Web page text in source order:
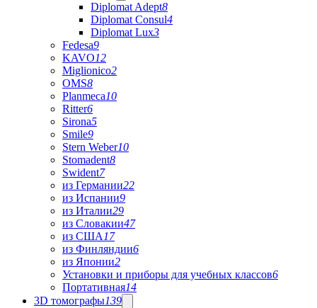
Diplomat Adept8
Diplomat Consul4
Diplomat Lux3
Fedesa9
KAVO12
Miglionico2
OMS8
Planmeca10
Ritter6
Sirona5
Smile9
Stern Weber10
Stomadent8
Swident7
из Германии22
из Испании9
из Италии29
из Словакии47
из США 17
из Финляндии6
из Японии2
Установки и приборы для учебных классов6
Портативная14
3D томографы139